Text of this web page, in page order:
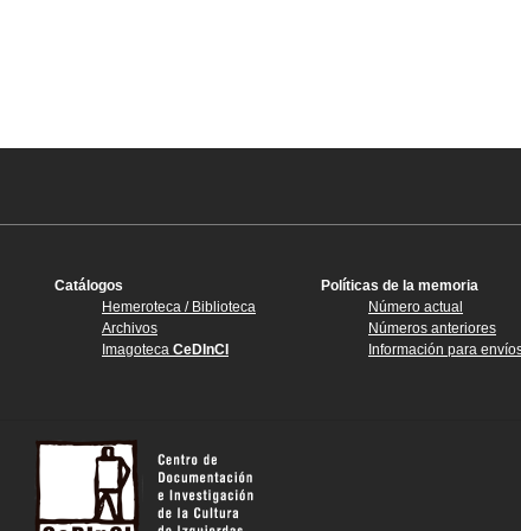
Catálogos
Hemeroteca / Biblioteca
Archivos
Imagoteca CeDInCI
Políticas de la memoria
Número actual
Números anteriores
Información para